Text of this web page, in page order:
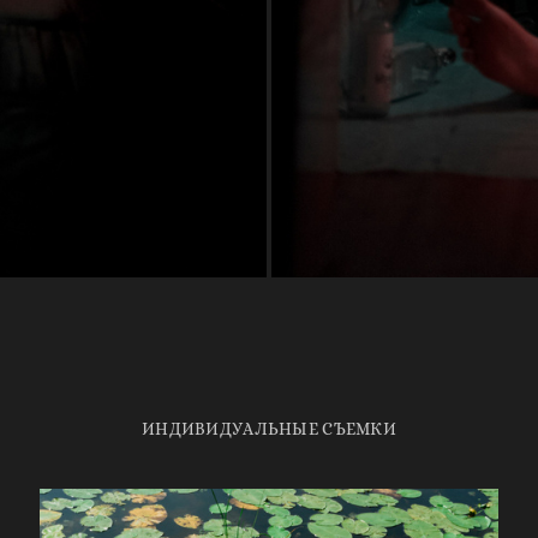
ИНДИВИДУАЛЬНЫЕ СЪЕМКИ